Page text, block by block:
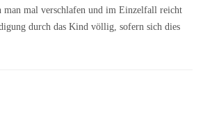
man mal verschlafen und im Einzelfall reicht
durch das Kind völlig, sofern sich dies